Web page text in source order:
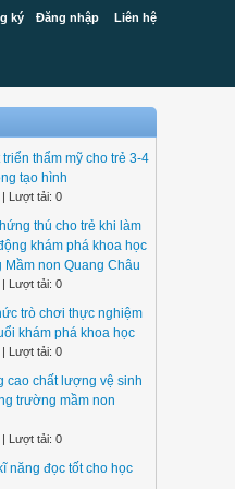
ký Đăng nhập Liên hệ
thẩm mỹ cho trẻ 3-4
tạo hình
Lượt tải: 0
thú cho trẻ khi làm
khám phá khoa học
non Quang Châu
Lượt tải: 0
trò chơi thực nghiệm
khám phá khoa học
Lượt tải: 0
cao chất lượng vệ sinh
trường mầm non
Lượt tải: 0
năng đọc tốt cho học